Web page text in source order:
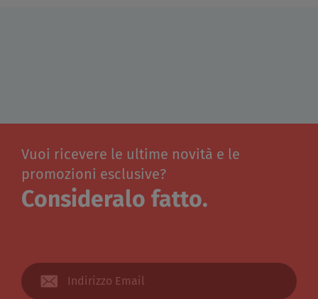
Vuoi ricevere le ultime novità e le
promozioni esclusive?
Consideralo fatto.